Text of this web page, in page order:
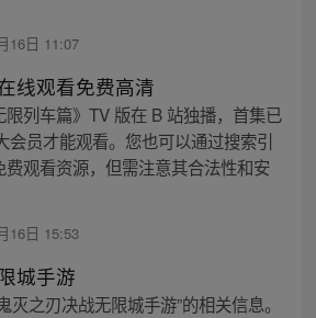
16日 11:07
线观看免费高清
限列车篇》TV 版在 B 站独播，首集已
会员才能观看。您也可以通过搜索引
观看资源，但需注意其合法性和安
16日 15:53
城手游
灭之刃决战无限城手游”的相关信息。